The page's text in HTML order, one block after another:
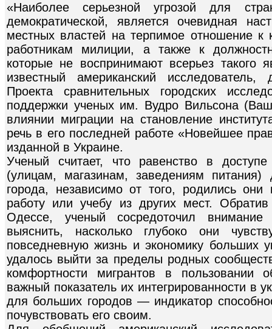
«Наиболее серьезной угрозой для
демократической, является очевидная
местных властей на терпимое отношение к
работникам милиции, а также к
которые не воспринимают всерьез такого
известный американский
Проекта сравнительных городских
поддержки ученых им. Вудро Вильсона
влиянии миграции на становление
речь в его последней работе «Новейшее
изданной в Украине.
Ученый считает, что равенство в
(улицам, магазинам, заведениям
города, независимо от того, родились
работу или учебу из других мест.
Одессе, ученый сосредоточил
выяснить, насколько глубоко они
повседневную жизнь и экономику больших
удалось выйти за пределы родных
комфортности мигрантов в пользовании
важный показатель их интегрированности в
для больших городов — индикатор
почувствовать его своим.